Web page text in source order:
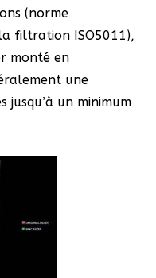
(norme
filtration ISO5011),
monté en
une
un minimum